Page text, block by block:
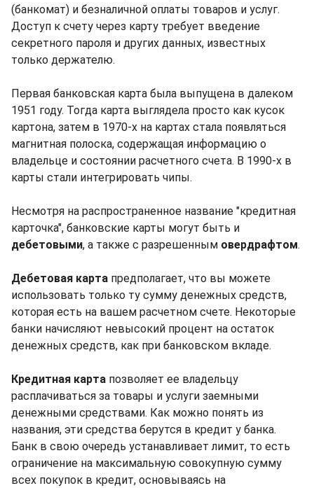
(банкомат) и безналичной оплаты товаров и услуг.
Доступ к счету через карту требует введение
секретного пароля и других данных, известных
только держателю.
Первая банковская карта была выпущена в далеком
1951 году. Тогда карта выглядела просто как кусок
картона, затем в 1970-х на картах стала появляться
магнитная полоска, содержащая информацию о
владельце и состоянии расчетного счета. В 1990-х в
карты стали интегрировать чипы.
Несмотря на распространенное название "кредитная
карточка", банковские карты могут быть и
дебетовыми, а также с разрешенным овердрафтом.
Дебетовая карта предполагает, что вы можете
использовать только ту сумму денежных средств,
которая есть на вашем расчетном счете. Некоторые
банки начисляют невысокий процент на остаток
денежных средств, как при банковском вкладе.
Кредитная карта позволяет ее владельцу
расплачиваться за товары и услуги заемными
денежными средствами. Как можно понять из
названия, эти средства берутся в кредит у банка.
Банк в свою очередь устанавливает лимит, то есть
ограничение на максимальную совокупную сумму
всех покупок в кредит, основываясь на